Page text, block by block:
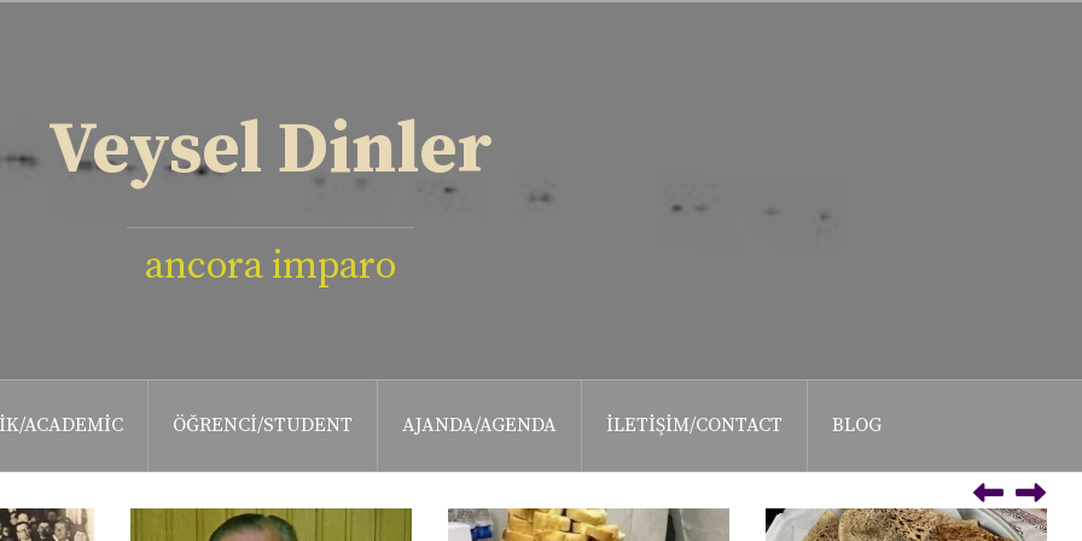
Veysel Dinler
ancora imparo
ACADEMIC ÖĞRENCI/STUDENT AJANDA/AGENDA İLETIŞIM/CONTACT BLOG